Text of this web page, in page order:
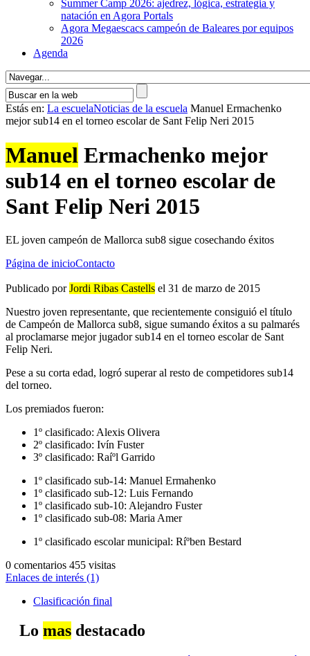
Summer Camp 2026: ajedrez, lógica, estrategia y
natación en Agora Portals
Agora Megaescacs campeón de Baleares por equipos
2026
Agenda
Estás en: La escuelaNoticias de la escuela Manuel Ermachenko
mejor sub14 en el torneo escolar de Sant Felip Neri 2015
Manuel Ermachenko mejor
sub14 en el torneo escolar de
Sant Felip Neri 2015
EL joven campeón de Mallorca sub8 sigue cosechando éxitos
Página de inicioContacto
Publicado porJordi Ribas Castells el 31 de marzo de 2015
Nuestro joven representante, que recientemente consiguió el tí­tulo
de Campeón de Mallorca sub8, sigue sumando éxitos a su palmarés
al proclamarse mejor jugador sub14 en el torneo escolar de Sant
Felip Neri.
Pese a su corta edad, logró superar al resto de competidores sub14
del torneo.
Los premiados fueron:
1º clasificado: Alexis Olivera
2º clasificado: Ivín Fuster
3º clasificado: Raíºl Garrido
1º clasificado sub-14: Manuel Ermahenko
1º clasificado sub-12: Luis Fernando
1º clasificado sub-10: Alejandro Fuster
1º clasificado sub-08: Maria Amer
1º clasificado escolar municipal: Ríºben Bestard
0 comentarios 455 visitas
Enlaces de interés (1)
Clasificación final
Lo mas destacado